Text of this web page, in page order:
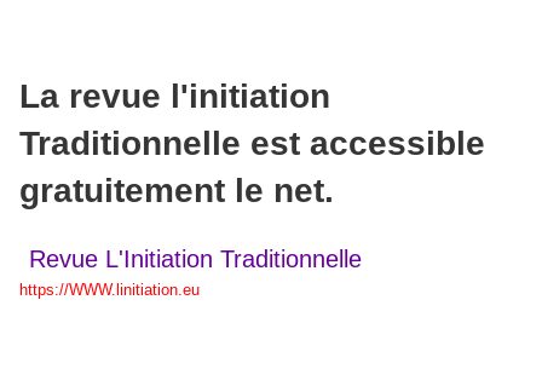
La revue l'initiation
Traditionnelle est accessible
gratuitement le net.
Revue L'Initiation Traditionnelle
https://WWW.linitiation.eu